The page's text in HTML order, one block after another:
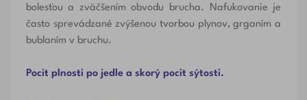
bolesťou a zväčšením obvodu brucha. Nafukovanie je
často sprevádzané zvýšenou tvorbou plynov, grganím a
bublaním v bruchu.
Pocit plnosti po jedle a skorý pocit sýtosti.